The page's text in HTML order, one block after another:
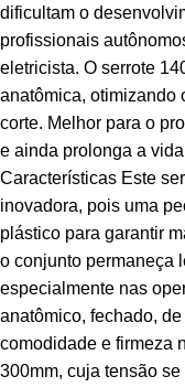
dificultam o
profissionais
eletricista. O serrote
anatômica, otimizando
corte. Melhor para o
e ainda prolonga a
Características Este
inovadora, pois uma
plástico para garantir
o conjunto permaneça
especialmente nas
anatômico, fechado,
comodidade e firmeza
300mm, cuja tensão